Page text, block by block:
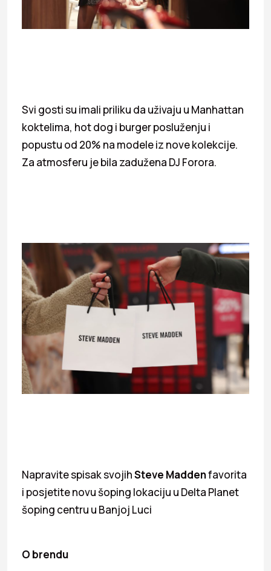
Svi gosti su imali priliku da uživaju u Manhattan
koktelima, hot dog i burger posluženju i
popustu od 20% na modele iz nove kolekcije.
Za atmosferu je bila zadužena DJ Forora.
Napravite spisak svojihSteve Maddenfavorita
i posjetite novu šoping lokaciju u Delta Planet
šoping centru u Banjoj Luci
O brendu